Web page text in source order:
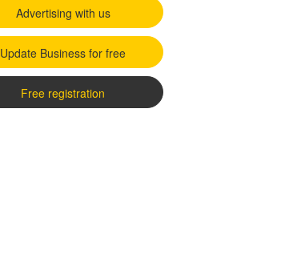
Advertising with us
Update Business for free
Free registration